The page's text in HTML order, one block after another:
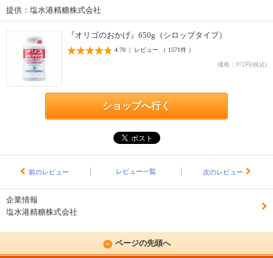
提供：塩水港精糖株式会社
『オリゴのおかげ』650g（シロップタイプ）
4.70 | レビュー （ 1571件 ）
価格：972円(税込)
ショップへ行く
前のレビュー レビュー一覧 次のレビュー
企業情報
塩水港精糖株式会社
ページの先頭へ